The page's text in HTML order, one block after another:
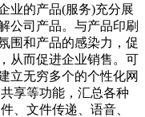
业的产品(服务)充分展
公司产品。与产品印刷
围和产品的感染力，促
从而促进企业销售。可
立无穷多个的个性化网
享等功能，汇总各种
、文件传递、语音、